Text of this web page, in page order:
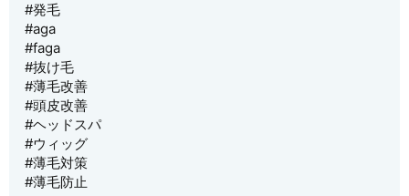
#発毛
#aga
#faga
#抜け毛
#薄毛改善
#頭皮改善
#ヘッドスパ
#ウィッグ
#薄毛対策
#薄毛防止